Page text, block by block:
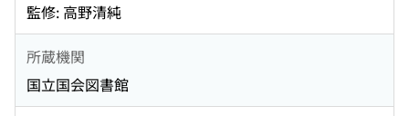
監修: 高野清純
所蔵機関
国立国会図書館